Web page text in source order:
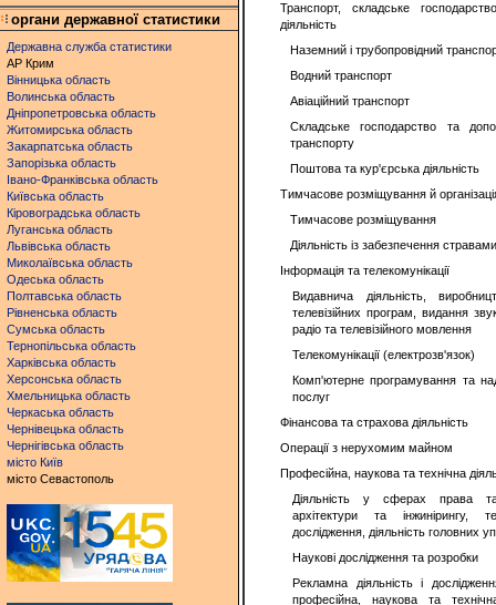
органи державної статистики
Державна служба статистики
АР Крим
Вінницька область
Волинська область
Дніпропетровська область
Житомирська область
Закарпатська область
Запорізька область
Івано-Франківська область
Київська область
Кіровоградська область
Луганська область
Львівська область
Миколаївська область
Одеська область
Полтавська область
Рівненська область
Сумська область
Тернопільська область
Харківська область
Херсонська область
Хмельницька область
Черкаська область
Чернівецька область
Чернігівська область
місто Київ
місто Севастополь
Транспорт, складське
діяльність
Наземний і трубопровідний
Водний транспорт
Авіаційний транспорт
Складське господарство та
транспорту
Поштова та кур'єрська діяльність
Тимчасове розміщування й
Тимчасове розміщування
Діяльність із забезпечення
Інформація та телекомунікації
Видавнича діяльність,
телевізійних програм, видання
радіо та телевізійного мовлення
Телекомунікації (електрозв'язок)
Комп'ютерне програмування та
послуг
Фінансова та страхова діяльність
Операції з нерухомим майном
Професійна, наукова та технічна
Діяльність у сферах права та
архітектури та інжинірингу,
дослідження, діяльність головних
Наукові дослідження та розробки
Рекламна діяльність і
професійна, наукова та